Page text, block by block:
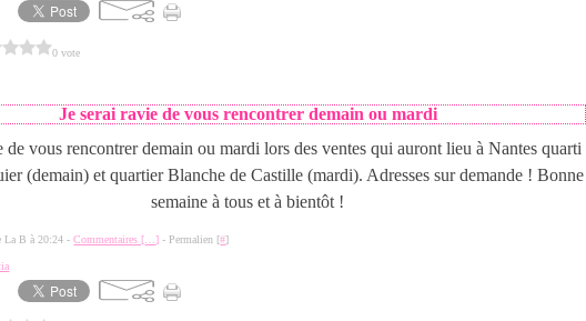
0 vote
Je serai ravie de vous rencontrer demain ou mardi
de vous rencontrer demain ou mardi lors des ventes qui auront lieu à Nantes quarti
(demain) et quartier Blanche de Castille (mardi). Adresses sur demande ! Bonne
semaine à tous et à bientôt !
La B à 20:24 -Commentaires [ …] - Permalien [#]